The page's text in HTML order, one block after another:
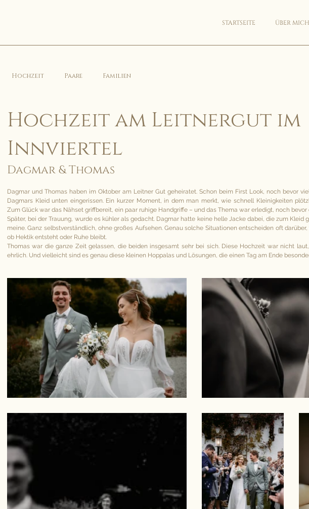
STARTSEITE ÜBER MICH
Hochzeit Paare Familien
Hochzeit am Leitnergut im
Innviertel
Dagmar & Thomas
Dagmar und Thomas haben im Oktober am Leitner Gut geheiratet. Schon beim First Look, noch bevor
Dagmars Kleid unten eingerissen. Ein kurzer Moment, in dem man merkt, wie schnell Kleinigkeiten
Zum Glück war das Nähset griffbereit, ein paar ruhige Handgriffe – und das Thema war erledigt, noch
Später, bei der Trauung, wurde es kühler als gedacht. Dagmar hatte keine helle Jacke dabei, die zum Kleid
meine. Ganz selbstverständlich, ohne großes Aufsehen. Genau solche Situationen entscheiden oft
ob Hektik entsteht oder Ruhe bleibt.
Thomas war die ganze Zeit gelassen, die beiden insgesamt sehr bei sich. Diese Hochzeit war nicht
ehrlich. Und vielleicht sind es genau diese kleinen Hoppalas und Lösungen, die einen Tag am Ende